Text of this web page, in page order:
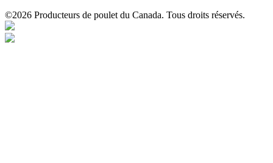
©2026 Producteurs de poulet du Canada. Tous droits réservés.